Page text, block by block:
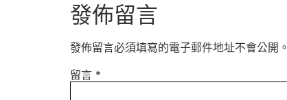
發佈留言
發佈留言必須填寫的電子郵件地址不會公開。
留言 *